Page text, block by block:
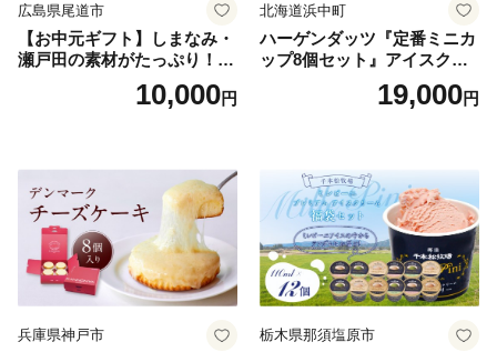
広島県尾道市
【お中元ギフト】しまなみ・
瀬戸田の素材がたっぷり！ジ
10,000円
北海道浜中町
ハーゲンダッツ『定番ミニカ
ップ8個セット』アイスクリ
ーム アイス スイーツ デザー
19,000円
兵庫県神戸市 栃木県那須塩原市